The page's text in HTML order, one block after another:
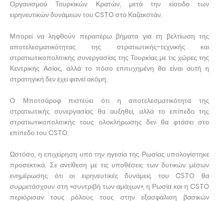
Οργανισμού Τουρκικών Κρατών, μετά την είσοδο των
ειρηνευτικών δυνάμεων του CSTO στο Καζακστάν.
Μπορεί να ληφθούν περαιτέρω βήματα για τη βελτίωση της
αποτελεσματικότητας της στρατιωτικής-τεχνικής και
στρατιωτικοπολιτικής συνεργασίας της Τουρκίας με τις χώρες της
Κεντρικής Ασίας, αλλά το πόσο επιτυχημένη θα είναι αυτή η
στρατηγική δεν έχει φανεί ακόμη.
Ο Μποτσάροφ πιστεύει ότι η αποτελεσματικότητα της
στρατιωτικής συνεργασίας θα αυξηθεί, αλλά το επίπεδο της
στρατιωτικοπολιτικής τους ολοκλήρωσης δεν θα φτάσει στο
επίπεδο του CSTO.
Ωστόσο, η επιχείρηση υπό την ηγεσία της Ρωσίας υπολογίστηκε
προσεκτικά. Σε αντίθεση με τις υποθέσεις των δυτικών μέσων
ενημέρωσης ότι οι ειρηνευτικές δυνάμεις του CSTO θα
συμμετάσχουν στη «συντριβή των αμάχων», η Ρωσία και η CSTO
περιόρισαν τους ρόλους τους στην εξασφάλιση βασικών